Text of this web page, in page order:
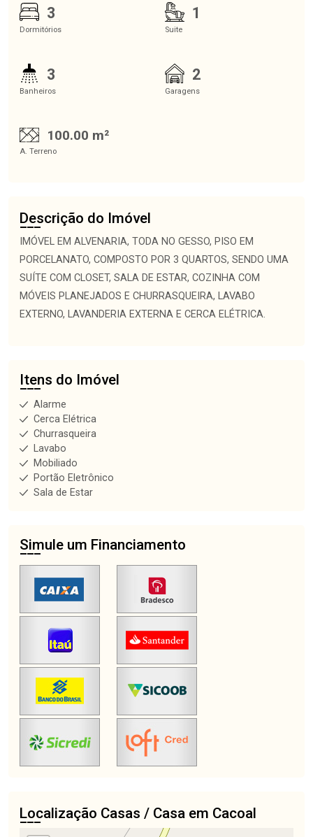
3
Dormitórios
1
Suite
3
Banheiros
2
Garagens
100.00 m²
A. Terreno
Descrição do Imóvel
IMÓVEL EM ALVENARIA, TODA NO GESSO, PISO EM
PORCELANATO, COMPOSTO POR 3 QUARTOS, SENDO UMA
SUÍTE COM CLOSET, SALA DE ESTAR, COZINHA COM
MÓVEIS PLANEJADOS E CHURRASQUEIRA, LAVABO
EXTERNO, LAVANDERIA EXTERNA E CERCA ELÉTRICA.
Itens do Imóvel
Alarme
Cerca Elétrica
Churrasqueira
Lavabo
Mobiliado
Portão Eletrônico
Sala de Estar
Simule um Financiamento
Localização Casas / Casa em Cacoal